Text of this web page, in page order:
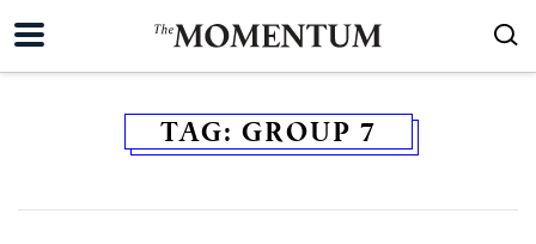
TAG: GROUP 7